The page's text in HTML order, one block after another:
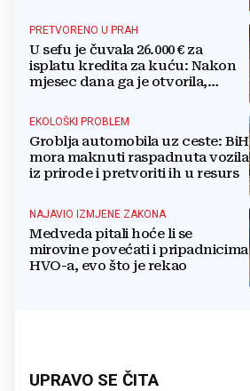
PRETVORENO U PRAH
U sefu je čuvala 26.000 € za
isplatu kredita za kuću: Nakon
mjesec dana ga je otvorila,
EKOLOŠKI PROBLEM
Groblja automobila uz ceste: BiH
mora maknuti raspadnuta vozila
iz prirode i pretvoriti ih u resurs
NAJAVIO IZMJENE ZAKONA
Medveda pitali hoće li se
mirovine povećati i pripadnicima
HVO-a, evo što je rekao
UPRAVO SE ČITA